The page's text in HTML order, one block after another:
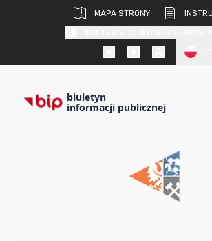
MAPA STRONY
biuletyn
informacji publicznej